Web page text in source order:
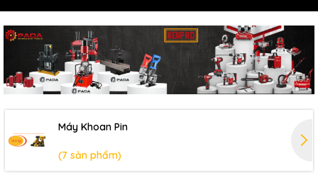
Máy Khoan Pin
(7 sản phẩm)